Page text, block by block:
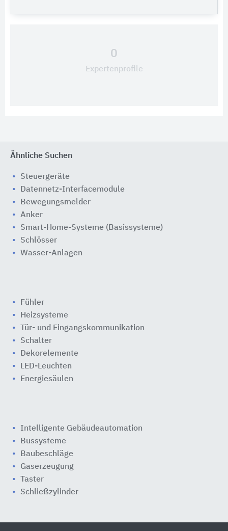
0
Expertenprofile
Ähnliche Suchen
Steuergeräte
Datennetz-Interfacemodule
Bewegungsmelder
Anker
Smart-Home-Systeme (Basissysteme)
Schlösser
Wasser-Anlagen
Fühler
Heizsysteme
Tür- und Eingangskommunikation
Schalter
Dekorelemente
LED-Leuchten
Energiesäulen
Intelligente Gebäudeautomation
Bussysteme
Baubeschläge
Gaserzeugung
Taster
Schließzylinder